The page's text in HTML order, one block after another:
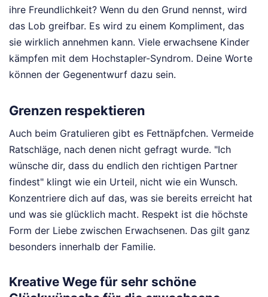
ihre Freundlichkeit? Wenn du den Grund nennst, wird
das Lob greifbar. Es wird zu einem Kompliment, das
sie wirklich annehmen kann. Viele erwachsene Kinder
kämpfen mit dem Hochstapler-Syndrom. Deine Worte
können der Gegenentwurf dazu sein.
Grenzen respektieren
Auch beim Gratulieren gibt es Fettnäpfchen. Vermeide
Ratschläge, nach denen nicht gefragt wurde. "Ich
wünsche dir, dass du endlich den richtigen Partner
findest" klingt wie ein Urteil, nicht wie ein Wunsch.
Konzentriere dich auf das, was sie bereits erreicht hat
und was sie glücklich macht. Respekt ist die höchste
Form der Liebe zwischen Erwachsenen. Das gilt ganz
besonders innerhalb der Familie.
Kreative Wege für sehr schöne